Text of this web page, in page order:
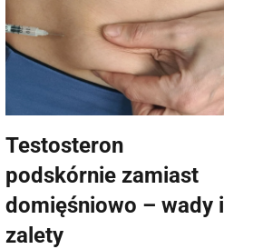
Testosteron
podskórnie zamiast
domięśniowo – wady i
zalety